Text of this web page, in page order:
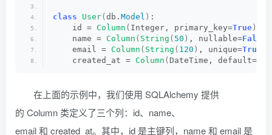
class User( db. Model ) :
    id =
Column ( Integer, primary_key=True )
    name =
Column ( String ( 50 ) , nullable=False
    email =
Column ( String ( 120 ) , unique=True
    created_at =
Column ( DateTime,
在上面的示例中，我们使用 SQLAlchemy 提供
的 Column 类定义了三个列：id、name、
email 和 created_at。其中，id 是主键列，name 和 email 是